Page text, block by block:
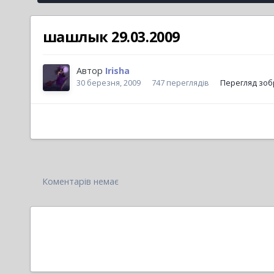
шашлык 29.03.2009
Автор Irisha
30 березня, 2009 747 переглядів Перегляд
Коментарів немає